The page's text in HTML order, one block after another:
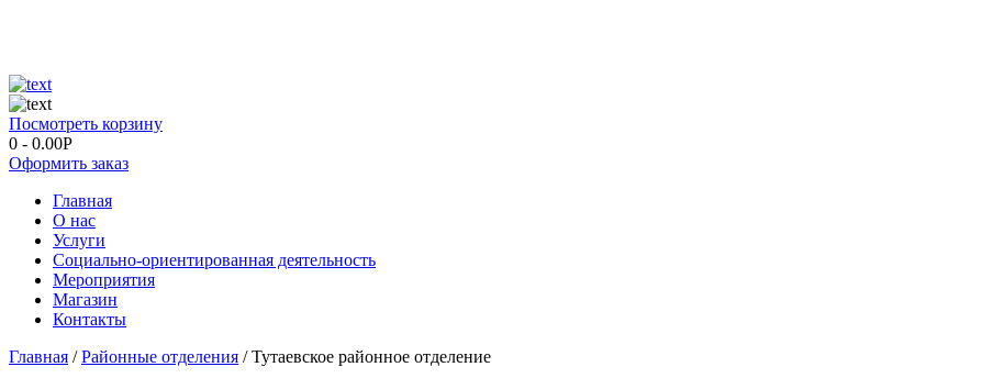
Посмотреть корзину
0 - 0.00Р
Оформить заказ
Главная
О нас
Услуги
Социально-ориентированная деятельность
Мероприятия
Магазин
Контакты
Главная /Районные отделения / Тутаевское районное отделение